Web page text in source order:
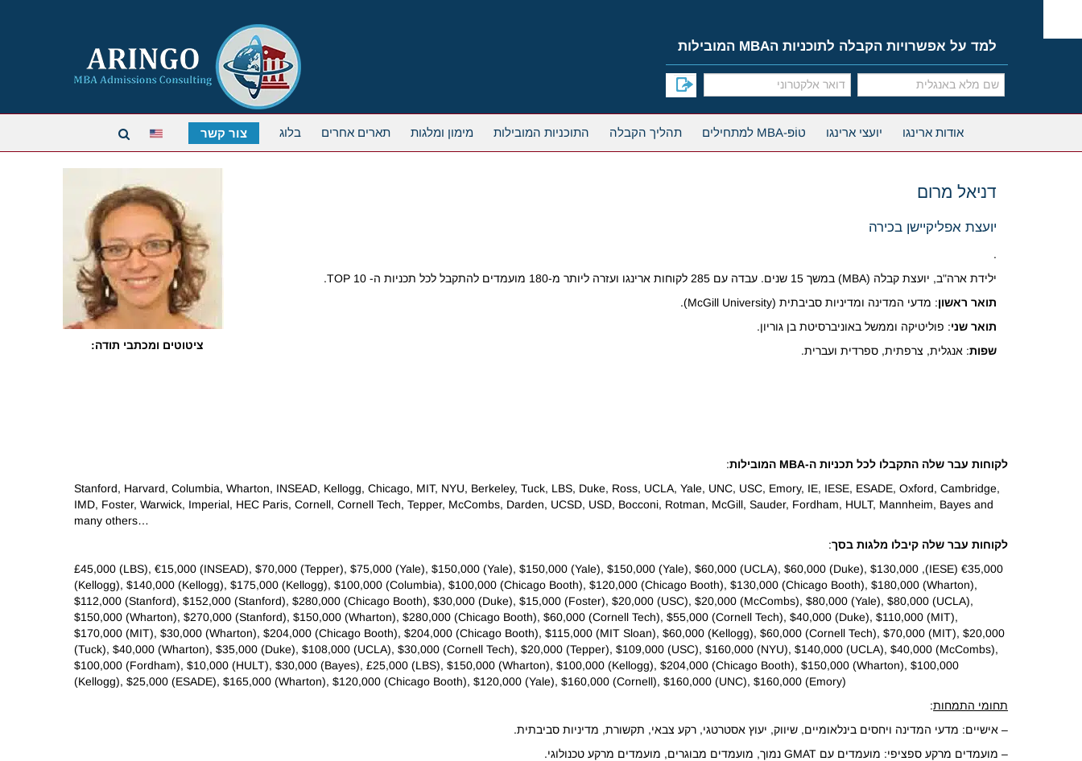
content
למד על אפשרויות הקבלה לתוכניות הMBA המובילות
אודות ארינגו יועצי ארינגו טוֹפּ-MBA למתחילים תהליך הקבלה התוכניות המובילות מימון ומלגות תארים אחרים בלוג צור קשר
דניאל מרום
יועצת אפליקיישן בכירה
.
ילידת ארה"ב, יועצת קבלה (MBA) במשך 15 שנים. עבדה עם 285 לקוחות ארינגו ועזרה ליותר מ-180 מועמדים להתקבל לכל תכניות ה- 10 TOP.
תואר ראשון: מדעי המדינה ומדיניות סביבתית (McGill University).
תואר שני: פוליטיקה וממשל באוניברסיטת בן גוריון.
שפות: אנגלית, צרפתית, ספרדית ועברית. ציטוטים ומכתבי תודה:
לקוחות עבר שלה התקבלו לכל תכניות ה-MBA המובילות
:
Stanford, Harvard, Columbia, Wharton, INSEAD, Kellogg, Chicago, MIT, NYU, Berkeley, Tuck, LBS, Duke, Ross, UCLA, Yale, UNC, USC, Emory, IE, IESE, ESADE, Oxford, Cambridge,
IMD, Foster, Warwick, Imperial, HEC Paris, Cornell, Cornell Tech, Tepper, McCombs, Darden, UCSD, USD, Bocconi, Rotman, McGill, Sauder, Fordham, HULT, Mannheim, Bayes and
many others…
לקוחות עבר שלה קיבלו מלגות בסך:
€35,000 (IESE), £45,000 (LBS), €15,000 (INSEAD), $70,000 (Tepper), $75,000 (Yale), $150,000 (Yale), $150,000 (Yale), $150,000 (Yale), $60,000 (UCLA), $60,000 (Duke), $130,000
(Kellogg), $140,000 (Kellogg), $175,000 (Kellogg), $100,000 (Columbia), $100,000 (Chicago Booth), $120,000 (Chicago Booth), $130,000 (Chicago Booth), $180,000 (Wharton),
$112,000 (Stanford), $152,000 (Stanford), $280,000 (Chicago Booth), $30,000 (Duke), $15,000 (Foster), $20,000 (USC), $20,000 (McCombs), $80,000 (Yale), $80,000 (UCLA),
$150,000 (Wharton), $270,000 (Stanford), $150,000 (Wharton), $280,000 (Chicago Booth), $60,000 (Cornell Tech), $55,000 (Cornell Tech), $40,000 (Duke), $110,000 (MIT),
$170,000 (MIT), $30,000 (Wharton), $204,000 (Chicago Booth), $204,000 (Chicago Booth), $115,000 (MIT Sloan), $60,000 (Kellogg), $60,000 (Cornell Tech), $70,000 (MIT), $20,000
(Tuck), $40,000 (Wharton), $35,000 (Duke), $108,000 (UCLA), $30,000 (Cornell Tech), $20,000 (Tepper), $109,000 (USC), $160,000 (NYU), $140,000 (UCLA), $40,000 (McCombs),
$100,000 (Fordham), $10,000 (HULT), $30,000 (Bayes), £25,000 (LBS), $150,000 (Wharton), $100,000 (Kellogg), $204,000 (Chicago Booth), $150,000 (Wharton), $100,000
(Kellogg), $25,000 (ESADE), $165,000 (Wharton), $120,000 (Chicago Booth), $120,000 (Yale), $160,000 (Cornell), $160,000 (UNC), $160,000 (Emory)
תחומי התמחות:
– אישיים: מדעי המדינה ויחסים בינלאומיים, שיווק, יעוץ אסטרטגי, רקע צבאי, תקשורת, מדיניות סביבתית.
– מועמדים מרקע ספציפי: מועמדים עם GMAT נמוך, מועמדים מבוגרים, מועמדים מרקע טכנולוגי.